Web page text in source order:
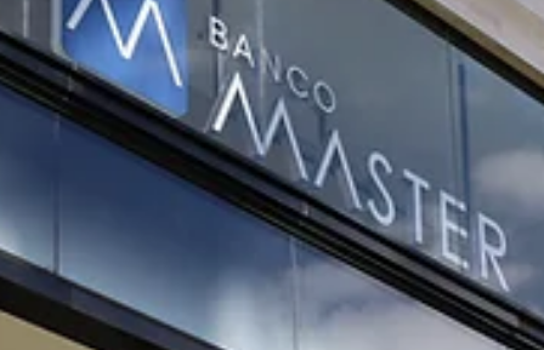
na segunda fase da Operação Disclosure
PF deflagrou a segunda fase da Operação Disclosure e apura
supostas fraudes contábeis na Americanas estimadas em R$ 54
bilhões.